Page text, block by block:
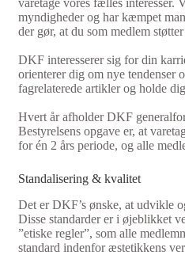
myndigheder og har kæmpet
der gør, at du som medlem
DKF interesserer sig for din
orienterer dig om nye tendenser
fagrelaterede artikler og holde
Hvert år afholder DKF
Bestyrelsens opgave er, at
for én 2 års periode, og alle
Standalisering & kvalitet
Det er DKF’s ønske, at udvikle
Disse standarder er i øjeblikket
”etiske regler”, som alle
standard indenfor æstetikkens